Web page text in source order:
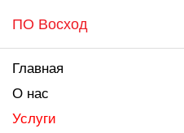
ПО Восход
Главная
О нас
Услуги